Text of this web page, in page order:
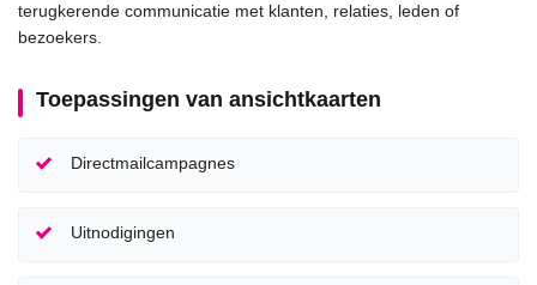
terugkerende communicatie met klanten, relaties, leden of
bezoekers.
Toepassingen van ansichtkaarten
Directmailcampagnes
Uitnodigingen